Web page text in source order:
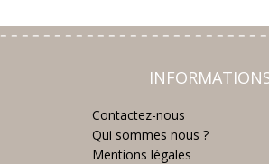
Contactez-nous
Qui sommes nous ?
Mentions légales